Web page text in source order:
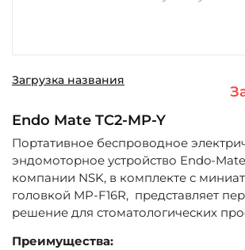
Загрузка названия
Endo Mate TC2-MP-Y
Портативное беспроводное
эндомоторное устройство Endo-
компании NSK, в комплекте с
головкой MP-F16R, представляет
решение для стоматологических
Преимущества: